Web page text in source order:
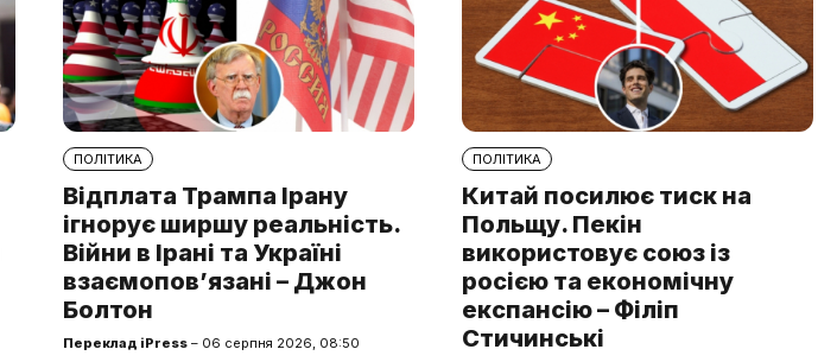
ПОЛІТИКА
Відплата Трампа Ірану
ігнорує ширшу реальність.
Війни в Ірані та Україні
взаємопов’язані – Джон
Болтон
Переклад iPress – 06 серпня 2026, 08:50
ПОЛІТИКА
Китай посилює тиск на
Польщу. Пекін
використовує союз із
росією та економічну
експансію – Філіп
Стичинські